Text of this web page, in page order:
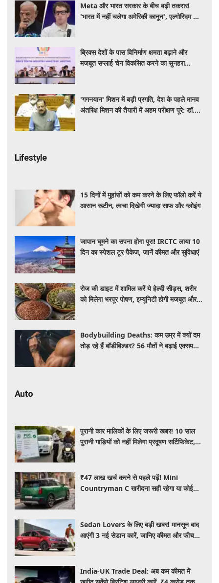
Meta और भारत सरकार के बीच बढ़ी तकरार!
'भारत में नहीं चलेगा अमेरिकी कानून', एल्गोरिदम को
ब्रिक्स देशों के पास विनिर्माण क्षमता बढ़ाने और
मजबूत सप्लाई चेन विकसित करने का सुनहरा
'गगनयान' मिशन में बड़ी प्रगति, देश के पहले मानव
अंतरिक्ष मिशन की तैयारी में अहम परीक्षण पूरे: डॉ.
Lifestyle
15 दिनों में मुहांसों को कम करने के लिए फॉलो करें ये
आसान रूटीन, त्वचा दिखेगी ज्यादा साफ और ग्लोइंग
जापान घूमने का सपना होगा पूरा! IRCTC लाया 10
दिन का स्पेशल टूर पैकेज, जानें कीमत और सुविधाएं
रोज की डाइट में शामिल करें ये हेल्दी सीड्स, शरीर
को मिलेगा भरपूर पोषण, इम्यूनिटी होगी मजबूत और
Bodybuilding Deaths: कम उम्र में क्यों दम
तोड़ रहे हैं बॉडीबिल्डर? 56 मौतों ने बढ़ाई एक्सपर्ट्स
Auto
पुरानी कार मालिकों के लिए जरूरी खबर! 10 साल
पुरानी गाड़ियों को नहीं मिलेगा प्रदूषण सर्टिफिकेट,
₹47 लाख खर्च करने से पहले पढ़ें! Mini
Countryman C खरीदना सही रहेगा या कोई
Sedan Lovers के लिए बड़ी खबर! मानसून बाद
आएंगी 3 नई सेडान कारें, जानिए कीमत और फीचर्स
India-UK Trade Deal: अब कम कीमत में